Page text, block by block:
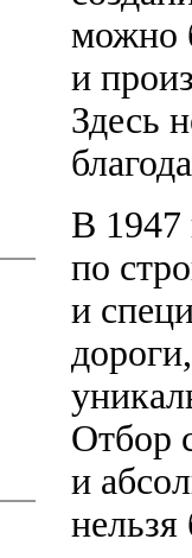
можно
и
Здесь
В 1947
по
и
Отбор
и